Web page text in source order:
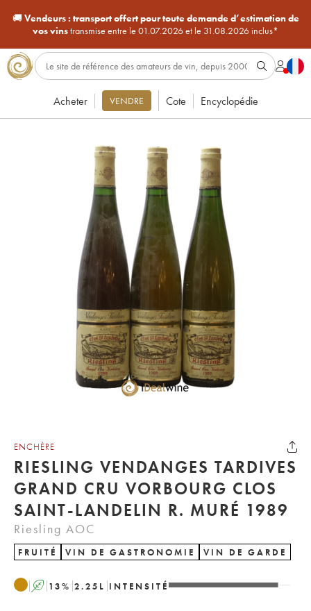
🚚Vendeurs : transport offert pour toute demande d’estimation de
vos vinstransmise entre le 01.07.2026 et le 31.08.2026 inclus*
Acheter VENDRE Cote Encyclopédie
ENCHÈRE
RIESLING VENDANGES TARDIVES
GRAND CRU VORBOURG CLOS
SAINT-LANDELIN R. MURÉ 1989
Riesling AOC
FRUITÉ VIN DE GASTRONOMIE VIN DE GARDE
A 13% 2.25 L INTENSITÉ